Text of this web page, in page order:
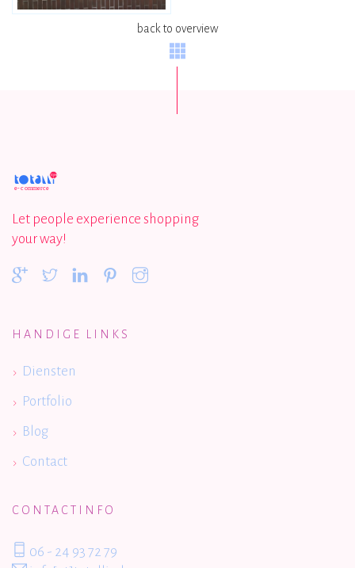
back to overview
Let people experience shopping
your way!
HANDIGE LINKS
Diensten
Portfolio
Blog
Contact
CONTACTINFO
06 - 24 93 72 79